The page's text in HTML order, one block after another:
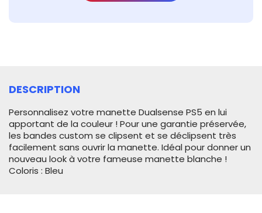
DESCRIPTION
Personnalisez votre manette Dualsense PS5 en lui
apportant de la couleur ! Pour une garantie préservée,
les bandes custom se clipsent et se déclipsent très
facilement sans ouvrir la manette. Idéal pour donner un
nouveau look à votre fameuse manette blanche !
Coloris : Bleu